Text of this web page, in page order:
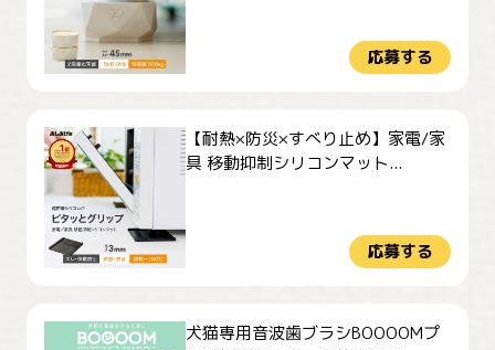
応募する
【耐熱×防災×すべり止め】家電/家
具 移動抑制シリコンマット...
応募する
犬猫専用音波歯ブラシBOOOOMプ